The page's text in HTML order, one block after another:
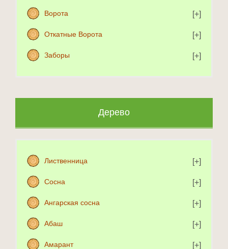
Ворота
Откатные Ворота
Заборы
Дерево
Лиственница
Сосна
Ангарская сосна
Абаш
Амарант